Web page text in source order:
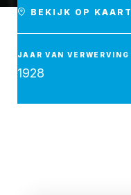
BEKIJK OP KAART
JAAR VAN VERWERVING
1928